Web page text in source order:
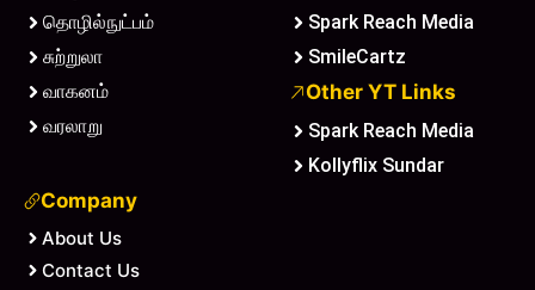
தொழில்நுட்பம்
சுற்றுலா
வாகனம்
வரலாறு
Spark Reach Media
SmileCartz
Other YT Links
Spark Reach Media
Kollyflix Sundar
Company
About Us
Contact Us